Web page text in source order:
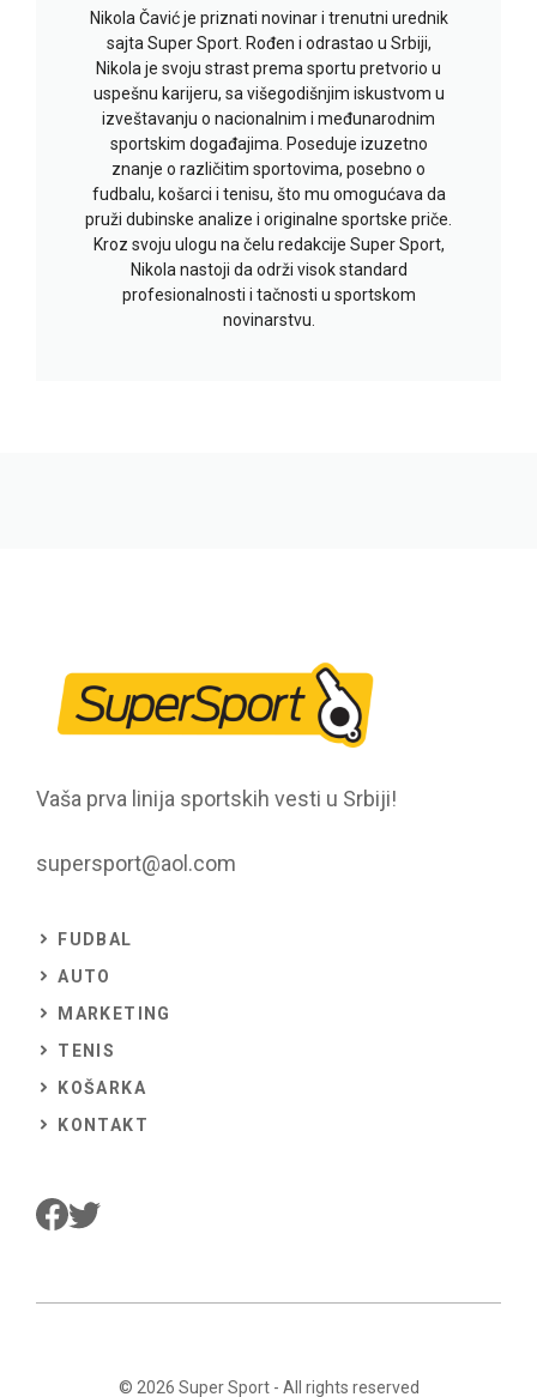
Nikola Čavić je priznati novinar i trenutni urednik
sajta Super Sport. Rođen i odrastao u Srbiji,
Nikola je svoju strast prema sportu pretvorio u
uspešnu karijeru, sa višegodišnjim iskustvom u
izveštavanju o nacionalnim i međunarodnim
sportskim događajima. Poseduje izuzetno
znanje o različitim sportovima, posebno o
fudbalu, košarci i tenisu, što mu omogućava da
pruži dubinske analize i originalne sportske priče.
Kroz svoju ulogu na čelu redakcije Super Sport,
Nikola nastoji da održi visok standard
profesionalnosti i tačnosti u sportskom
novinarstvu.
Vaša prva linija sportskih vesti u Srbiji!
supersport@aol.com
FUDBAL
AUTO
MARKETING
TENIS
KOŠARKA
KONTAKT
© 2026 Super Sport- All rights reserved